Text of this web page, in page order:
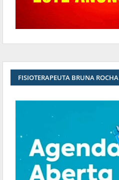
FISIOTERAPEUTA BRUNA ROCHA